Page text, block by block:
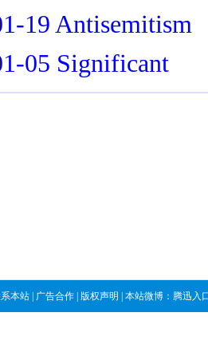
19 Antisemitism
05 Significant
本站 广告合作 版权声明 | 本站微博： 腾迅入